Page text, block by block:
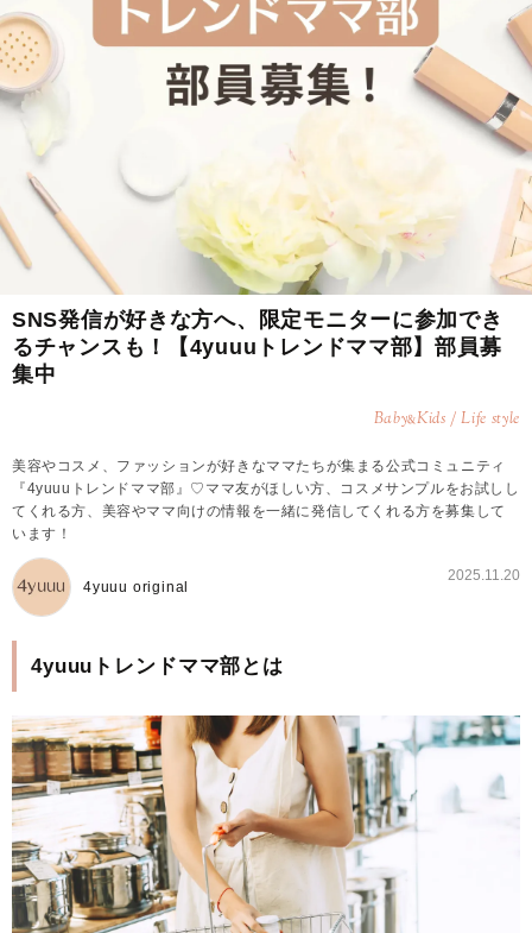
SNS発信が好きな方へ、限定モニターに参加でき
るチャンスも！【4yuuuトレンドママ部】部員募
集中
Baby&Kids / Life style
美容やコスメ、ファッションが好きなママたちが集まる公式コミュニティ
『4yuuuトレンドママ部』♡ママ友がほしい方、コスメサンプルをお試しし
てくれる方、美容やママ向けの情報を一緒に発信してくれる方を募集して
います！
4yuuu original
2025.11.20
4yuuuトレンドママ部とは